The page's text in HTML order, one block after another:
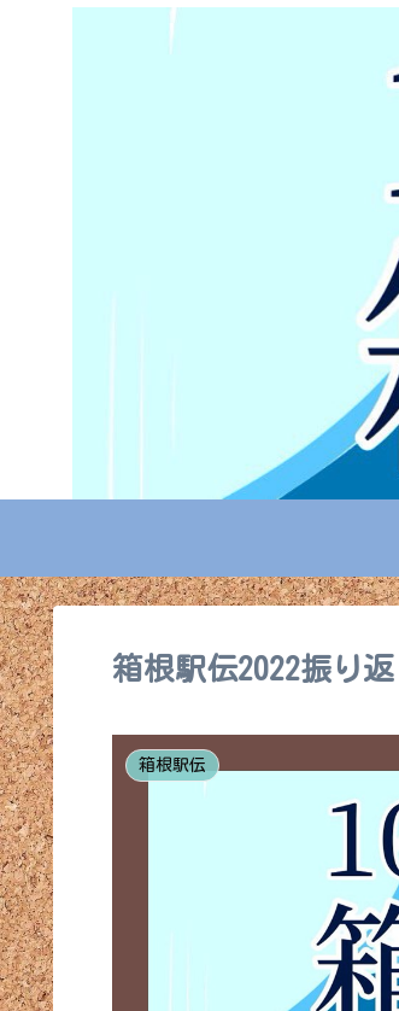
箱根駅伝2022振り
箱根駅伝